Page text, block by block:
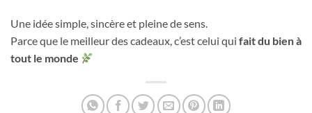
Une idée simple, sincère et pleine de sens.
Parce que le meilleur des cadeaux, c’est celui qui fait du bien à
tout le monde